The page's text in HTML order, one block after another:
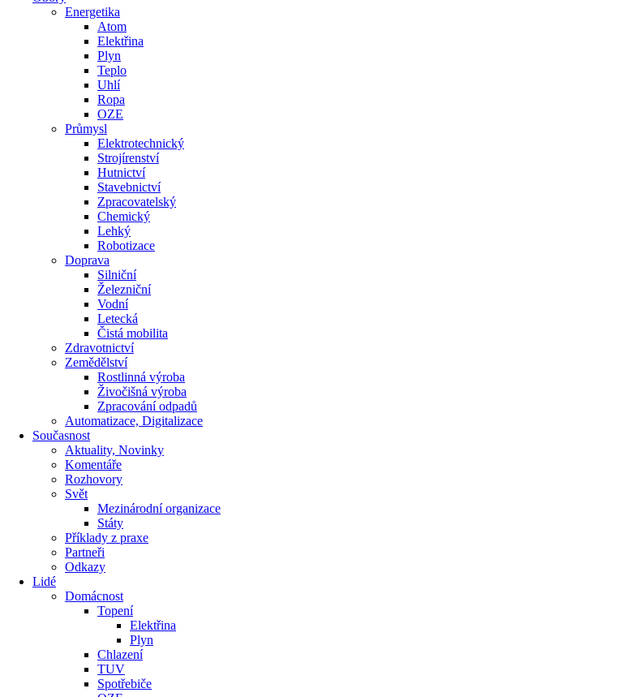
Energetika
Atom
Elektřina
Plyn
Teplo
Uhlí
Ropa
OZE
Průmysl
Elektrotechnický
Strojírenství
Hutnictví
Stavebnictví
Zpracovatelský
Chemický
Lehký
Robotizace
Doprava
Silniční
Železniční
Vodní
Letecká
Čistá mobilita
Zdravotnictví
Zemědělství
Rostlinná výroba
Živočišná výroba
Zpracování odpadů
Automatizace, Digitalizace
Současnost
Aktuality, Novinky
Komentáře
Rozhovory
Svět
Mezinárodní organizace
Státy
Příklady z praxe
Partneři
Odkazy
Lidé
Domácnost
Topení
Elektřina
Plyn
Chlazení
TUV
Spotřebiče